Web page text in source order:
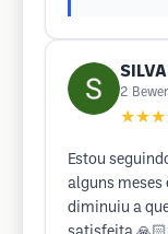
2
Estou
alguns meses
diminuiu a